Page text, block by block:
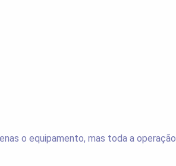
o equipamento, mas toda a operação